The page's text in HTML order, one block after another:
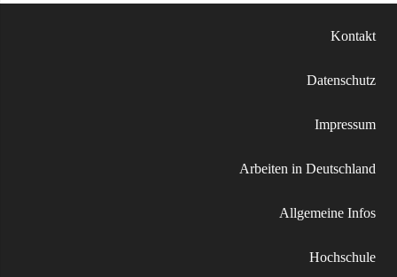
Kontakt
Datenschutz
Impressum
Arbeiten in Deutschland
Allgemeine Infos
Hochschule